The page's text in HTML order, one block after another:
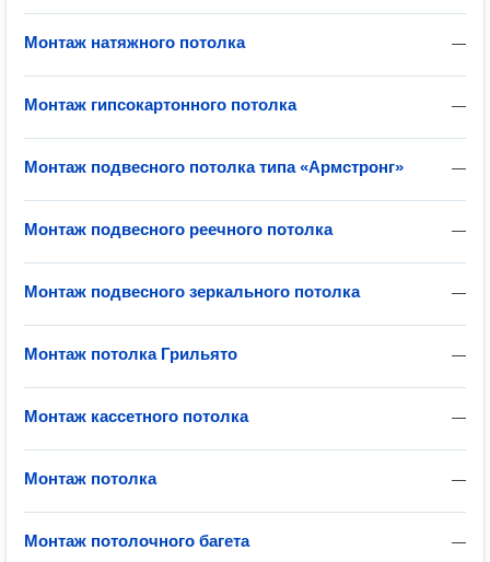
—
Монтаж натяжного потолка
—
Монтаж гипсокартонного потолка
—
Монтаж подвесного потолка типа «Армстронг»
—
Монтаж подвесного реечного потолка
—
Монтаж подвесного зеркального потолка
—
Монтаж потолка Грильято
—
Монтаж кассетного потолка
—
Монтаж потолка
—
Монтаж потолочного багета